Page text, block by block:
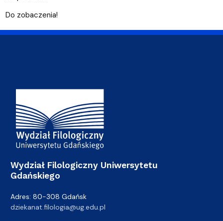
Do zobaczenia!
Adres Wydziału
Wydział Filologiczny Uniwersytetu
Gdańskiego
Adres: 80-308 Gdańsk
dziekanat.filologia@ug.edu.pl